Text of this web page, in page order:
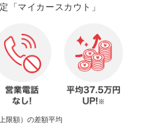
「マイカースカウト」
限額）の差額平均